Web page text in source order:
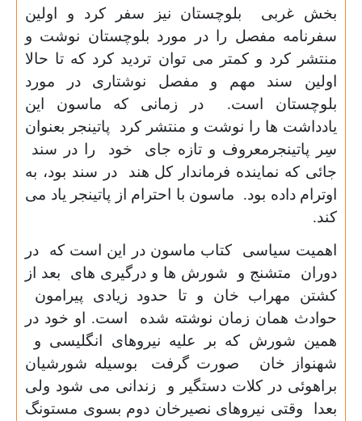
بخش غربی بلوچستان نیز سفر کرد و اولین
سفرنامه مفصل را در مورد بلوچستان نوشت و
منتشر کرد و کمتر می توان تردید کرد که تا حالا
اولین سند مهم و مفصل نوشتاری در مورد
بلوچستان است. در زمانی که ماسون این
یادداشت ها را نوشت و منتشر کرد پاتینجر بعنوان
سِر پاتینجرمعروف و تازه جای خود را در سند
جائی که نماینده فرماندار کل هند در سند بود، به
اوترام داده بود. ماسون با احترام از پاتینجر یاد می
کند.
اهمیت سیاسی کتاب ماسون در این است که در
دوران متشنج و شورش ها و درگیری های بعد از
کشتن مهراب خان و تا حدود زیادی پیرامون
حوادث همان زمان نوشته شده است. او خود در
همین شورش که بر علیه نیروهای انگلیسی و
شهنواز خان صورت گرفت بوسیله شورشیان
براهوئی در کلات دستگیر و زندانی می شود ولی
بعدا وقتی نیروهای نصیرخان دوم بسوی مستونگ